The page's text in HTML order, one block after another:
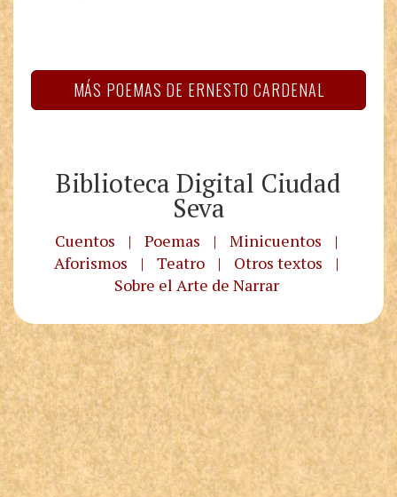
MÁS POEMAS DE ERNESTO CARDENAL
Biblioteca Digital Ciudad
Seva
Cuentos | Poemas | Minicuentos
|
Aforismos
| Teatro | Otros textos
|
Sobre el Arte de Narrar